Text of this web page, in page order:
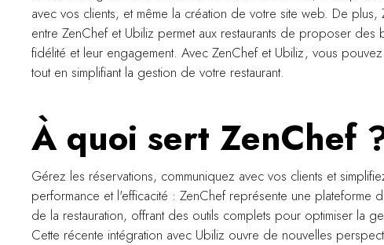
avec vos clients, et même la création de votre site web. De
entre ZenChef et Ubiliz permet aux restaurants de proposer
fidélité et leur engagement. Avec ZenChef et Ubiliz, vous
tout en simplifiant la gestion de votre restaurant.
À quoi sert ZenChef
Gérez les réservations, communiquez avec vos clients et
performance et l'efficacité : ZenChef représente une
de la restauration, offrant des outils complets pour optimiser la
Cette récente intégration avec Ubiliz ouvre de nouvelles